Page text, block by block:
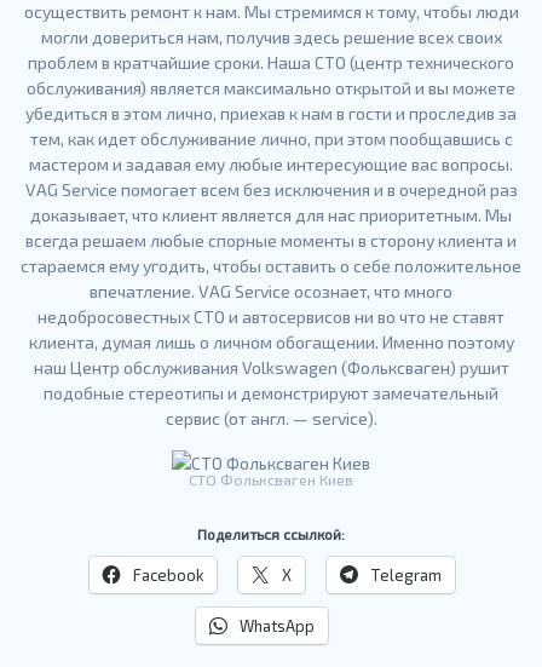
осуществить ремонт к нам. Мы стремимся к тому, чтобы люди
могли довериться нам, получив здесь решение всех своих
проблем в кратчайшие сроки. Наша СТО (центр технического
обслуживания) является максимально открытой и вы можете
убедиться в этом лично, приехав к нам в гости и проследив за
тем, как идет обслуживание лично, при этом пообщавшись с
мастером и задавая ему любые интересующие вас вопросы.
VAG Service помогает всем без исключения и в очередной раз
доказывает, что клиент является для нас приоритетным. Мы
всегда решаем любые спорные моменты в сторону клиента и
стараемся ему угодить, чтобы оставить о себе положительное
впечатление. VAG Service осознает, что много
недобросовестных СТО и автосервисов ни во что не ставят
клиента, думая лишь о личном обогащении. Именно поэтому
наш Центр обслуживания Volkswagen (Фольксваген) рушит
подобные стереотипы и демонстрируют замечательный
сервис (от англ. — service).
СТО Фольксваген Киев
Поделиться ссылкой:
Facebook X Telegram
WhatsApp